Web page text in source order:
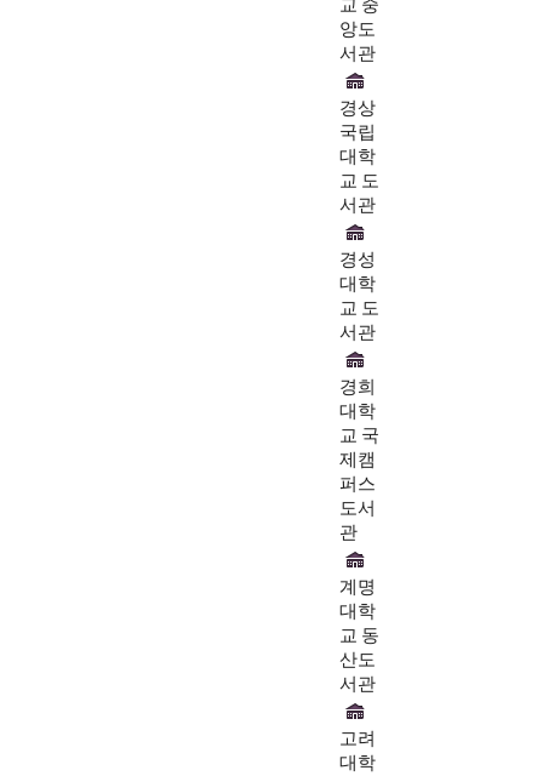
교 중
앙도
서관
경상
국립
대학
교 도
서관
경성
대학
교 도
서관
경희
대학
교 국
제캠
퍼스
도서
관
계명
대학
교 동
산도
서관
고려
대학